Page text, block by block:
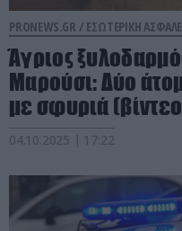
PRONEWS.GR / ΕΣΩΤΕΡΙΚΗ
Άγριος
Μαρούσι: Δύο
με σφυριά
04.10.2025 | 17:22